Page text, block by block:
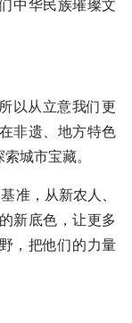
中华民族璀璨文
以从立意我们更
非遗、地方特色
城市宝藏。
准，从新农人、
新底色，让更多
，把他们的力量